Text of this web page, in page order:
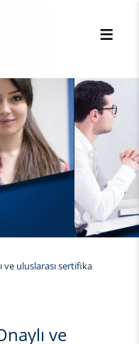
uluslarası sertifika
ve